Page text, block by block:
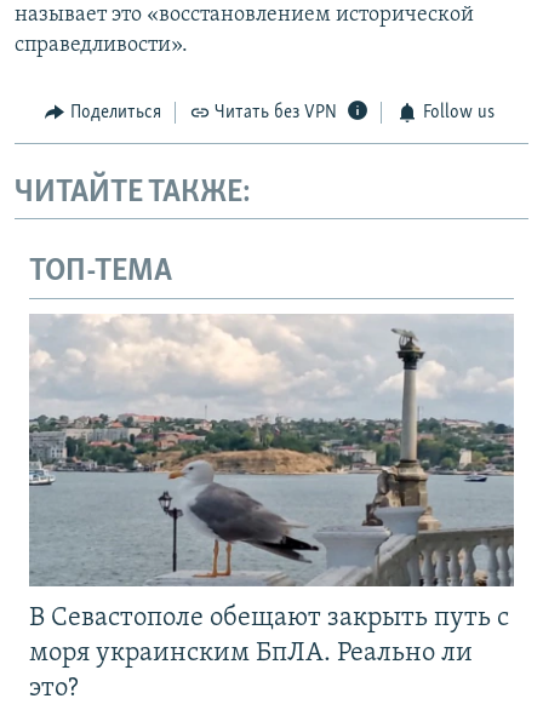
называет это «восстановлением исторической
справедливости».
Поделиться Читать без VPN Follow us
ЧИТАЙТЕ ТАКЖЕ:
ТОП-ТЕМА
В Севастополе обещают закрыть путь с
моря украинским БпЛА. Реально ли
это?